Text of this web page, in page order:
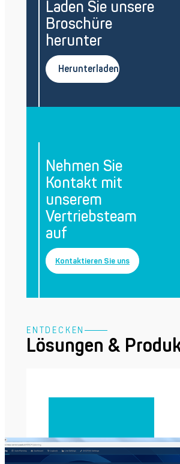
Laden Sie unsere
Broschüre
herunter
Herunterladen
Nehmen Sie
Kontakt mit
unserem
Vertriebsteam
auf
Kontaktieren Sie uns
ENTDECKEN
Lösungen &